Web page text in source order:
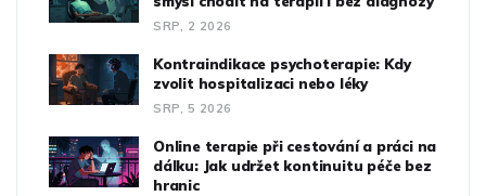
SRP, 2 2026
Kontraindikace psychoterapie: Kdy
zvolit hospitalizaci nebo léky
SRP, 5 2026
Online terapie při cestování a práci na
dálku: Jak udržet kontinuitu péče bez
hranic